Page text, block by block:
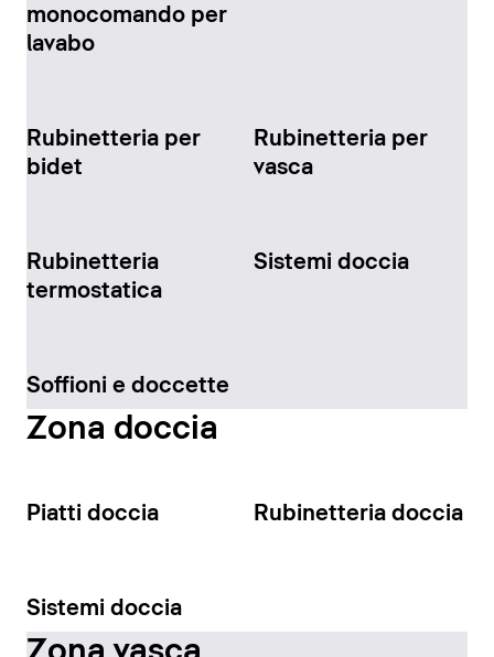
monocomando per
lavabo
Rubinetteria per
bidet
Rubinetteria per
vasca
Rubinetteria
termostatica
Sistemi doccia
Soffioni e doccette
Zona doccia
Piatti doccia Rubinetteria doccia
Sistemi doccia